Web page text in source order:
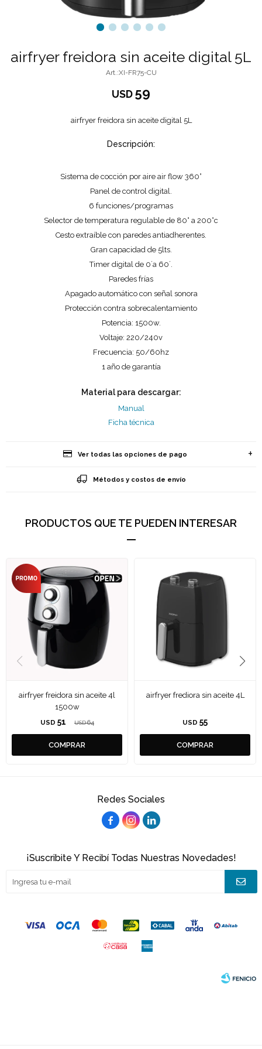
airfryer freidora sin aceite digital 5L
XI-FR75-CU
USD59
airfryer freidora sin aceite digital 5L
Descripción:
Sistema de cocción por aire air flow 360°
Panel de control digital.
6 funciones/programas
Selector de temperatura regulable de 80° a 200°c
Cesto extraíble con paredes antiadherentes.
Gran capacidad de 5lts.
Timer digital de 0´a 60´.
Paredes frías
Apagado automático con señal sonora
Protección contra sobrecalentamiento
Potencia: 1500w.
Voltaje: 220/240v
Frecuencia: 50/60hz
1 año de garantía
Material para descargar:
Manual
Ficha técnica
Ver todas las opciones de pago
Métodos y costos de envío
PRODUCTOS QUE TE PUEDEN INTERESAR
airfryer freidora sin aceite 4l
1500w
USD 51 USD 64
airfryer frediora sin aceite 4L
USD 55
Redes Sociales
  
¡Suscribite Y Recibí Todas Nuestras Novedades!